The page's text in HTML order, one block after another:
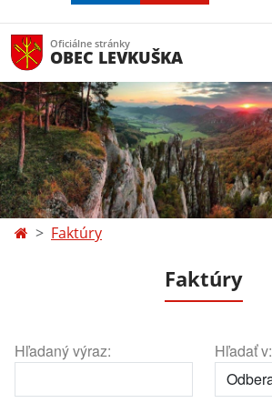
Oficiálne stránky
OBEC LEVKUŠKA
Faktúry
Faktúry
Hľadaný výraz: Hľadať v: